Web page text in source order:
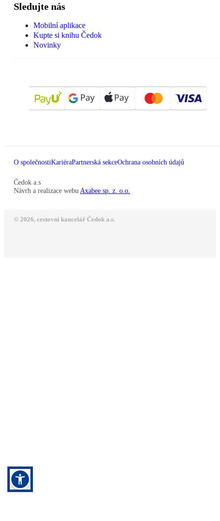
Sledujte nás
Mobilní aplikace
Kupte si knihu Čedok
Novinky
O společnostiKariéraPartnerská sekceOchrana osobních údajů
Čedok a.s
Návrh a realizace webu Axabee sp. z. o.o.
© 2026, cestovní kancelář Čedok a.s.